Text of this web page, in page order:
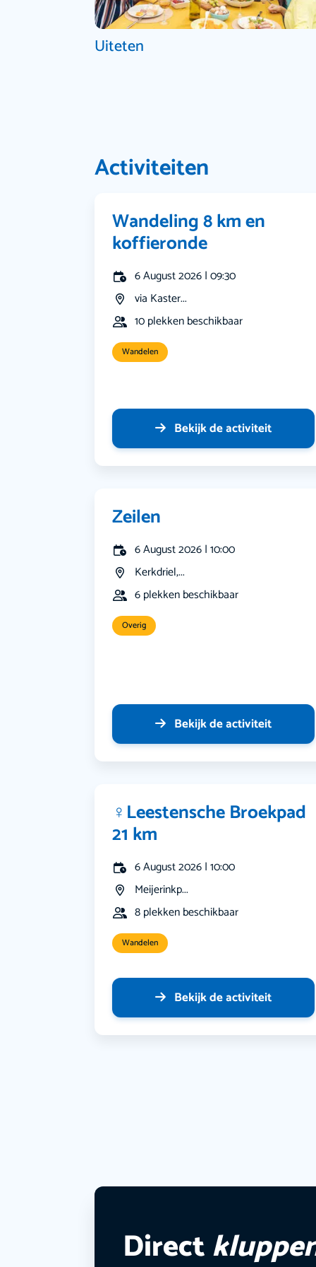
Uiteten
Activiteiten
Wandeling 8 km en
koffieronde
6 August 2026 | 09:30
via Kaster...
10 plekken beschikbaar
Wandelen
Bekijk de activiteit
Zeilen
6 August 2026 | 10:00
Kerkdriel,...
6 plekken beschikbaar
Overig
Bekijk de activiteit
‍♀️Leestensche Broekpad
21 km
6 August 2026 | 10:00
Meijerinkp...
8 plekken beschikbaar
Wandelen
Bekijk de activiteit
Direct